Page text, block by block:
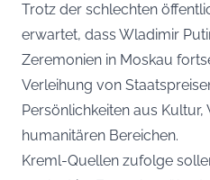
Trotz der schlechten
erwartet, dass Wladimir
Zeremonien in Moskau
Verleihung von
Persönlichkeiten aus
humanitären Bereichen.
Kreml-Quellen zufolge